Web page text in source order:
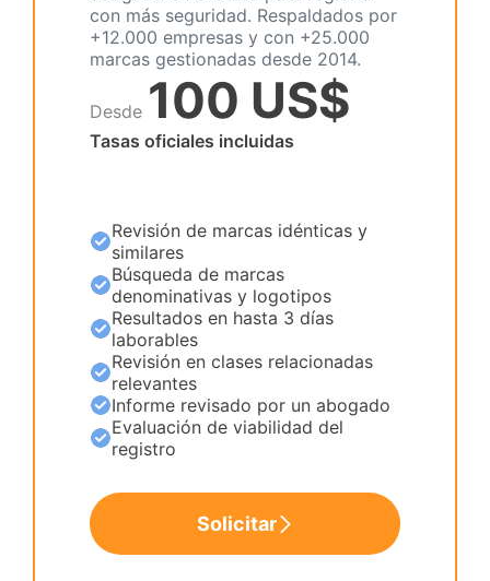
con más seguridad. Respaldados por
+12.000 empresas y con +25.000
marcas gestionadas desde 2014.
Desde 100 US$
Tasas oficiales incluidas
Solicitar
Revisión de marcas idénticas y
similares
Búsqueda de marcas
denominativas y logotipos
Resultados en hasta 3 días
laborables
Revisión en clases relacionadas
relevantes
Informe revisado por un abogado
Evaluación de viabilidad del
registro